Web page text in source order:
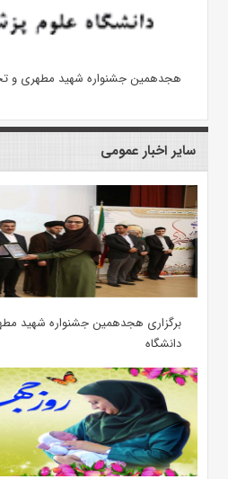
هجدهمین جشنواره شهید مطهری و
سایر اخبار عمومی
برگزاری هجدهمین جشنواره شهید
دانشگاه